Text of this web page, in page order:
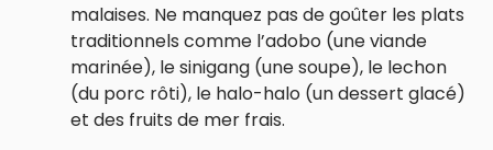
malaises. Ne manquez pas de goûter les plats
traditionnels comme l’adobo (une viande
marinée), le sinigang (une soupe), le lechon
(du porc rôti), le halo-halo (un dessert glacé)
et des fruits de mer frais.